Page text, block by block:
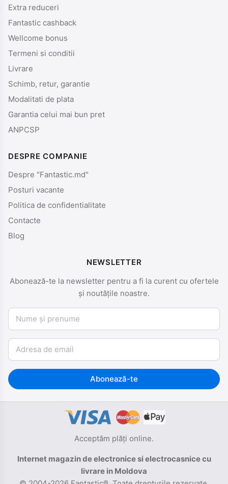
Extra reduceri
Fantastic cashback
Wellcome bonus
Termeni si conditii
Livrare
Schimb, retur, garantie
Modalitati de plata
Garantia celui mai bun pret
ANPCSP
DESPRE COMPANIE
Despre "Fantastic.md"
Posturi vacante
Politica de confidentialitate
Contacte
Blog
NEWSLETTER
Abonează-te la newsletter pentru a fi la curent cu ofertele
și noutățile noastre.
Nume și prenume
Email
Abonează-te
Acceptăm plăți online.
Internet magazin de electronice si electrocasnice cu
livrare in Moldova